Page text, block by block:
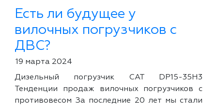
Есть ли будущее у
вилочных погрузчиков с
ДВС?
19 марта 2024
Дизельный погрузчик CAT DP15-35H3
Тенденции продаж вилочных погрузчиков с
противовесом За последние 20 лет мы стали